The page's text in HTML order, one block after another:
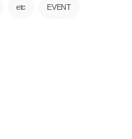
etc EVENT